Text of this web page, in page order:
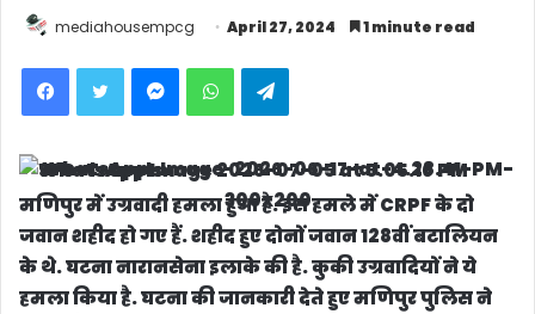
mediahousempcg April 27, 2024 1 minute read
Facebook Twitter Messenger WhatsApp
मणिपुर में उग्रवादी हमला हुआ है. इस हमले में CRPF के दो
जवान शहीद हो गए हैं. शहीद हुए दोनों जवान 128वीं बटालियन
के थे. घटना नारानसेना इलाके की है. कुकी उग्रवादियों ने ये
हमला किया है. घटना की जानकारी देते हुए मणिपुर पुलिस ने